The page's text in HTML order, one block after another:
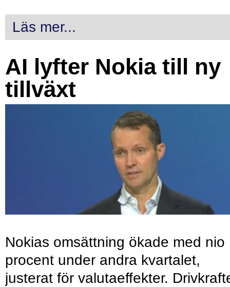
Läs mer...
AI lyfter Nokia till ny
tillväxt
Nokias omsättning ökade med nio
procent under andra kvartalet,
justerat för valutaeffekter.